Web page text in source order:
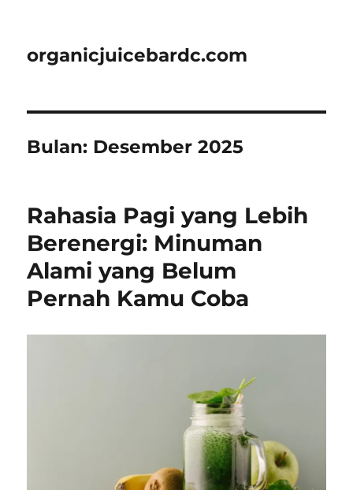
organicjuicebardc.com
Bulan: Desember 2025
Rahasia Pagi yang Lebih
Berenergi: Minuman
Alami yang Belum
Pernah Kamu Coba